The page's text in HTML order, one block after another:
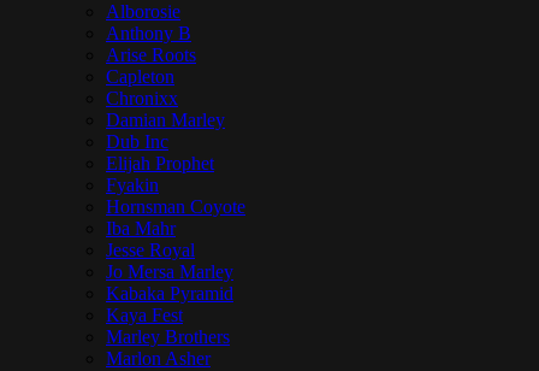
Alborosie
Anthony B
Arise Roots
Capleton
Chronixx
Damian Marley
Dub Inc
Elijah Prophet
Fyakin
Hornsman Coyote
Iba Mahr
Jesse Royal
Jo Mersa Marley
Kabaka Pyramid
Kaya Fest
Marley Brothers
Marlon Asher